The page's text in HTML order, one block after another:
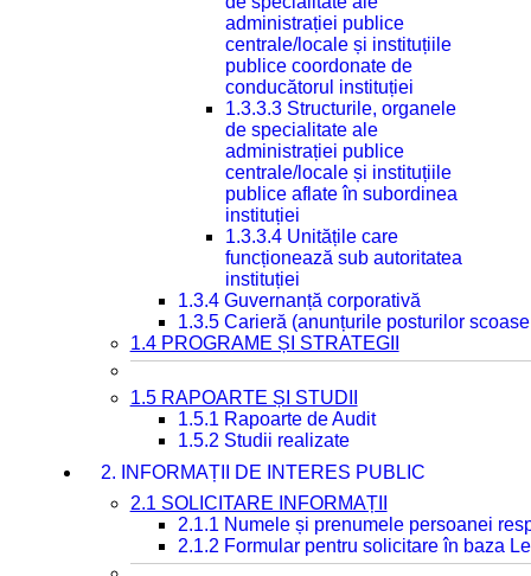
administrației publice
centrale/locale și instituțiile
publice coordonate de
conducătorul instituției
1.3.3.3 Structurile, organele
de specialitate ale
administrației publice
centrale/locale și instituțiile
publice aflate în subordinea
instituției
1.3.3.4 Unitățile care
funcționează sub autoritatea
instituției
1.3.4 Guvernanță corporativă
1.3.5 Carieră (anunțurile posturilor
1.4 PROGRAME ȘI STRATEGII
1.5 RAPOARTE ȘI STUDII
1.5.1 Rapoarte de Audit
1.5.2 Studii realizate
2. INFORMAȚII DE INTERES PUBLIC
2.1 SOLICITARE INFORMAȚII
2.1.1 Numele și prenumele persoanei
2.1.2 Formular pentru solicitare în baza